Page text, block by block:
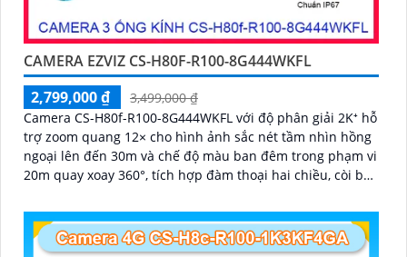
CAMERA EZVIZ CS-H80F-R100-8G444WKFL
2,799,000 ₫
3,499,000 ₫
Camera CS-H80f-R100-8G444WKFL với độ phân giải 2K⁺ hỗ
trợ zoom quang 12× cho hình ảnh sắc nét tầm nhìn hồng
ngoại lên đến 30m và chế độ màu ban đêm trong phạm vi
20m quay xoay 360°, tích hợp đàm thoại hai chiều, còi báo
quả. Đạt chuẩn IP67 có khả năng chống bụi, nước, đảm
bảo hoạt động ổn định trong mọi điều kiện thời tiết